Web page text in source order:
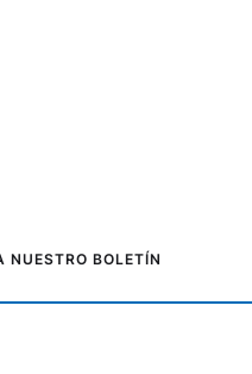
NUESTRO BOLETÍN